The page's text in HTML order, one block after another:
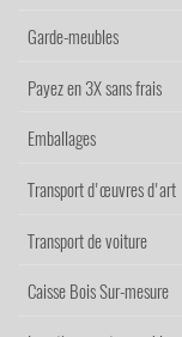
Garde-meubles
Payez en 3X sans frais
Emballages
Transport d'œuvres d'art
Transport de voiture
Caisse Bois Sur-mesure